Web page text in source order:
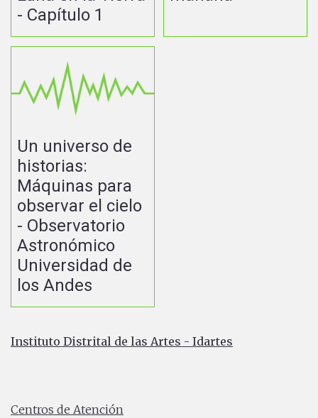
- Capítulo 1
Un universo de
historias:
Máquinas para
observar el cielo
- Observatorio
Astronómico
Universidad de
los Andes
Instituto Distrital de las Artes - Idartes
Centros de Atención